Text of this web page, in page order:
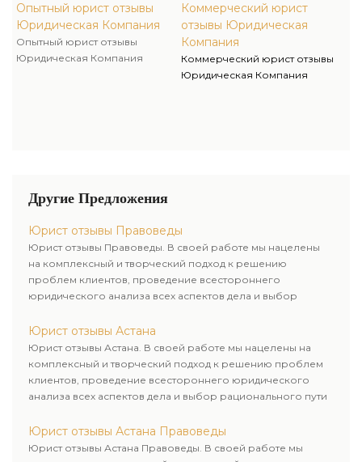
Опытный юрист отзывы
Юридическая Компания
Опытный юрист отзывы
Юридическая Компания
Коммерческий юрист
отзывы Юридическая
Компания
Коммерческий юрист отзывы
Юридическая Компания
Другие Предложения
Юрист отзывы Правоведы
Юрист отзывы Правоведы. В своей работе мы нацелены
на комплексный и творческий подход к решению
проблем клиентов, проведение всестороннего
юридического анализа всех аспектов дела и выбор
Юрист отзывы Астана
Юрист отзывы Астана. В своей работе мы нацелены на
комплексный и творческий подход к решению проблем
клиентов, проведение всестороннего юридического
анализа всех аспектов дела и выбор рационального пути
Юрист отзывы Астана Правоведы
Юрист отзывы Астана Правоведы. В своей работе мы